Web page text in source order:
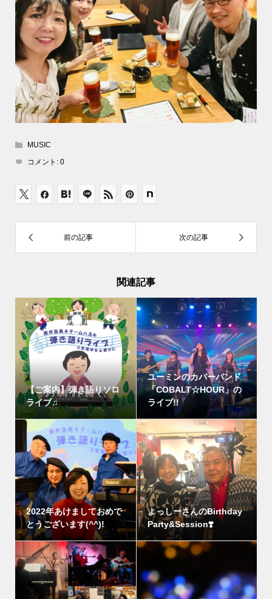
MUSIC
コメント: 0
関連記事
【ご案内】弾き語りソロ
ライブ♫
ユーミンのカバーバンド
「COBALT☆HOUR」の
ライブ!!
2022年あけましておめで
とうございます(^^)!
よっしーさんのBirthday
Party&Session❣️